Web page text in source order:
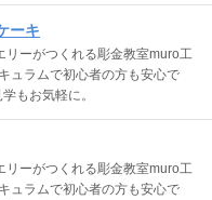
ーキ
リーがつくれる彫金教室muro工
ュラムで初心者の方も安心で
もお気軽に。
リーがつくれる彫金教室muro工
ュラムで初心者の方も安心で